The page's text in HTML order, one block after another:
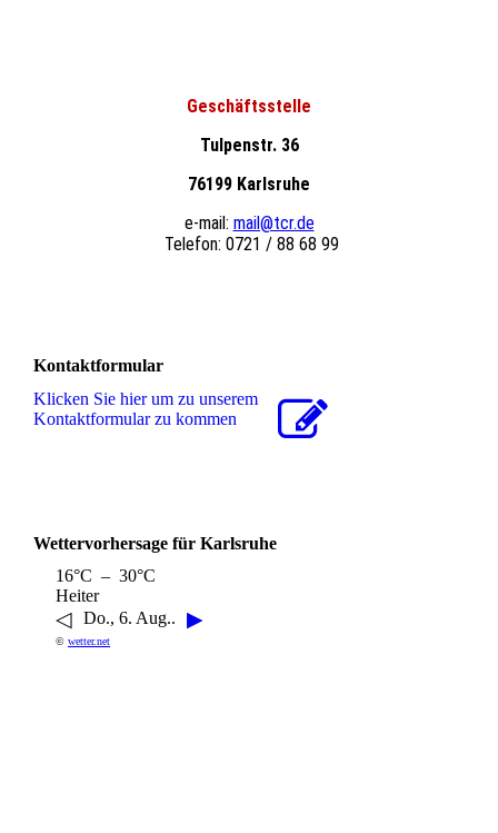
Geschäftsstelle
Tulpenstr. 36
76199 Karlsruhe
e-mail: mail@tcr.de
Telefon: 0721 / 88 68 99
Kontaktformular
Klicken Sie hier um zu unserem
Kon­takt­for­mu­lar zu kommen
Wettervorhersage für Karlsruhe
16°C – 30°C
Heiter
◁ Do., 6. Aug.. ▶
© wetter.net